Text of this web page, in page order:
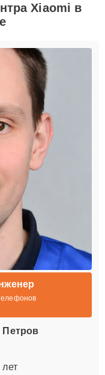
Xiaomi в
Петров